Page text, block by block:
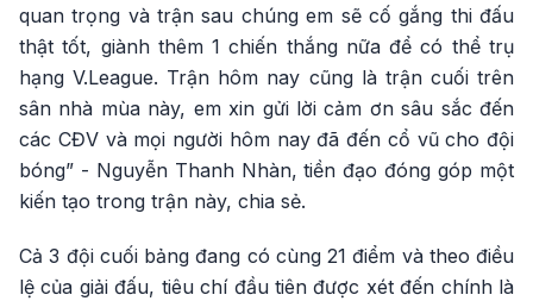
quan trọng và trận sau chúng em sẽ cố gắng thi đấu
thật tốt, giành thêm 1 chiến thắng nữa để có thể trụ
hạng V.League. Trận hôm nay cũng là trận cuối trên
sân nhà mùa này, em xin gửi lời cảm ơn sâu sắc đến
các CĐV và mọi người hôm nay đã đến cổ vũ cho đội
bóng” - Nguyễn Thanh Nhàn, tiền đạo đóng góp một
kiến tạo trong trận này, chia sẻ.
Cả 3 đội cuối bảng đang có cùng 21 điểm và theo điều
lệ của giải đấu, tiêu chí đầu tiên được xét đến chính là